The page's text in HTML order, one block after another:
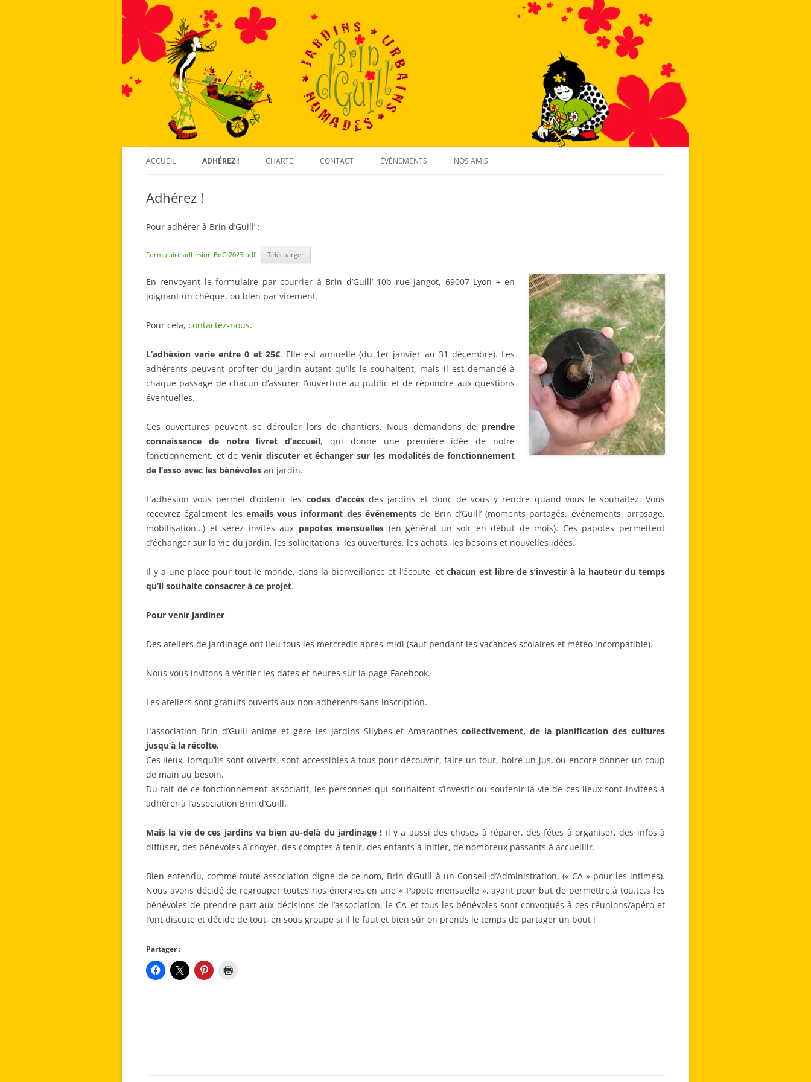
Aller
au
ACCUEIL ADHÉREZ ! CHARTE CONTACT ÉVÈNEMENTS NOS AMIS
Adhérez !
Pour adhérer à Brin d’Guill’ :
Formulaire adhésion BdG 2023 pdf Télécharger
En renvoyant le formulaire par courrier à Brin d’Guill’ 10b rue Jangot, 69007 Lyon + en
joignant un chèque, ou bien par virement.
Pour cela, contactez-nous.
L’adhésion varie entre 0 et 25€. Elle est annuelle (du 1er janvier au 31 décembre). Les
adhérents peuvent profiter du jardin autant qu’ils le souhaitent, mais il est demandé à
chaque passage de chacun d’assurer l’ouverture au public et de répondre aux questions
éventuelles.
Ces ouvertures peuvent se dérouler lors de chantiers. Nous demandons de prendre
connaissance de notre livret d’accueil, qui donne une première idée de notre
fonctionnement, et devenir discuter et échanger sur les modalités de fonctionnement
de l’asso avec les bénévoles au jardin.
L’adhésion vous permet d’obtenir les codes d’accèsdes jardins et donc de vous y rendre quand vous le souhaitez. Vous
recevrez également les emails vous informant des événementsde Brin d’Guill’ (moments partagés, événements, arrosage,
mobilisation…) et serez invités aux papotes mensuelles (en général un soir en début de mois). Ces papotes permettent
d’échanger sur la vie du jardin, les sollicitations, les ouvertures, les achats, les besoins et nouvelles idées.
Il y a une place pour tout le monde, dans la bienveillance et l’écoute, et chacun est libre de s’investir à la hauteur du temps
qu’il souhaite consacrer à ce projet.
Pour venir jardiner
Des ateliers de jardinage ont lieu tous les mercredis après-midi (sauf pendant les vacances scolaires et météo incompatible).
Nous vous invitons à vérifier les dates et heures sur la page Facebook.
Les ateliers sont gratuits ouverts aux non-adhérents sans inscription.
L’association Brin d’Guill anime et gère les jardins Silybes et Amaranthescollectivement, de la planification des cultures
jusqu’à la récolte.
Ces lieux, lorsqu’ils sont ouverts, sont accessibles à tous pour découvrir, faire un tour, boire un jus, ou encore donner un coup
de main au besoin.
Du fait de ce fonctionnement associatif, les personnes qui souhaitent s’investir ou soutenir la vie de ces lieux sont invitées à
adhérer à l’association Brin d’Guill.
Mais la vie de ces jardins va bien au-delà du jardinage ! Il y a aussi des choses à réparer, des fêtes à organiser, des infos à
diffuser, des bénévoles à choyer, des comptes à tenir, des enfants à initier, de nombreux passants à accueillir.
Bien entendu, comme toute association digne de ce nom, Brin d’Guill à un Conseil d’Administration, (« CA » pour les intimes).
Nous avons décidé de regrouper toutes nos énergies en une « Papote mensuelle », ayant pour but de permettre à tou.te.s les
bénévoles de prendre part aux décisions de l’association, le CA et tous les bénévoles sont convoqués à ces réunions/apéro et
l’ont discute et décide de tout, en sous groupe si il le faut et bien sûr on prends le temps de partager un bout !
Partager :